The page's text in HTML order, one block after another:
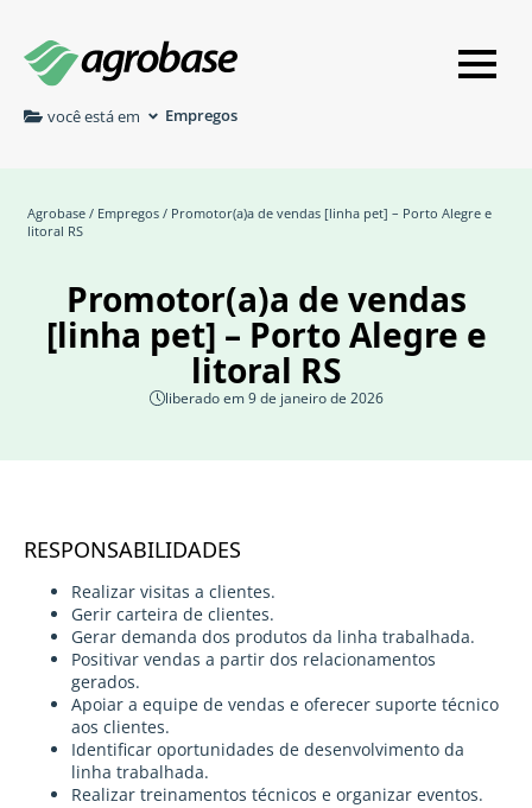
você está em Empregos
Agrobase / Empregos / Promotor(a)a de vendas [linha pet] – Porto Alegre e
litoral RS
Promotor(a)a de vendas
[linha pet] – Porto Alegre e
litoral RS
liberado em 9 de janeiro de 2026
RESPONSABILIDADES
Realizar visitas a clientes.
Gerir carteira de clientes.
Gerar demanda dos produtos da linha trabalhada.
Positivar vendas a partir dos relacionamentos
gerados.
Apoiar a equipe de vendas e oferecer suporte técnico
aos clientes.
Identificar oportunidades de desenvolvimento da
linha trabalhada.
Realizar treinamentos técnicos e organizar eventos.